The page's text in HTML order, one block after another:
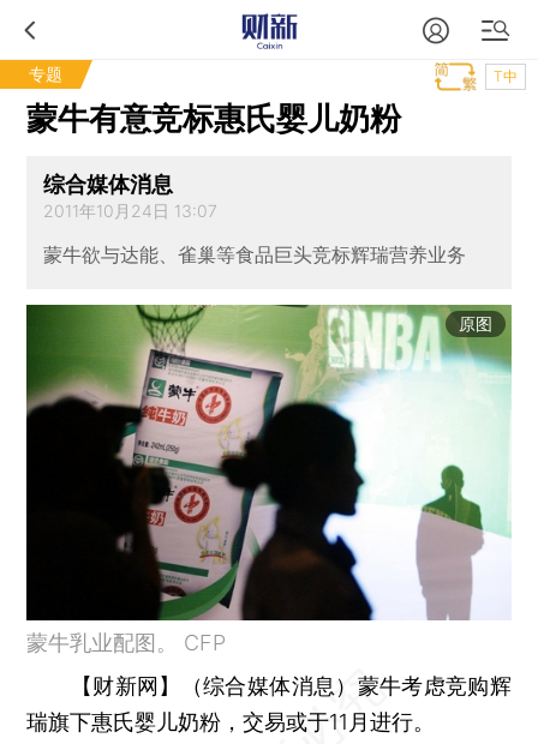
专题 T中
蒙牛有意竞标惠氏婴儿奶粉
综合媒体消息
2011年10月24日 13:07
蒙牛欲与达能、雀巢等食品巨头竞标辉瑞营养业务
原图
蒙牛乳业配图。 CFP
【财新网】（综合媒体消息） 蒙牛考虑竞购辉
瑞旗下惠氏婴儿奶粉，交易或于11月进行。